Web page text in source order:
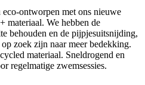
ontworpen met ons nieuwe
materiaal. We hebben de
behouden en de pijpjesuitsnijding,
zoek zijn naar meer bedekking.
materiaal. Sneldrogend en
regelmatige zwemsessies.